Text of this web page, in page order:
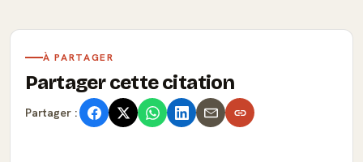
À PARTAGER
Partager cette citation
Partager :